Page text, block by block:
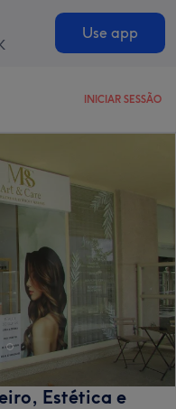
Use app
INICIAR SESSÃO
Estética e